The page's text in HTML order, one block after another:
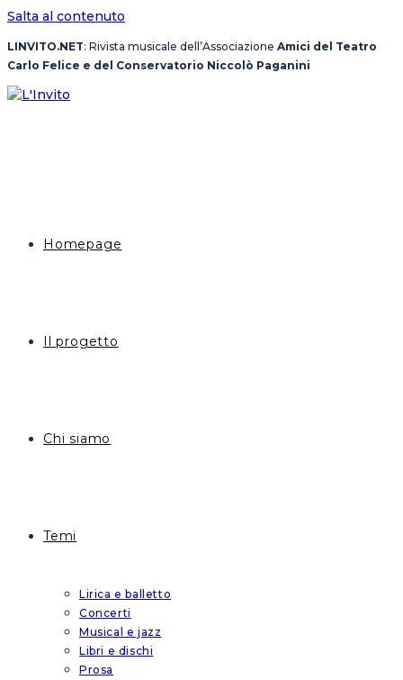
Salta al contenuto
LINVITO.NET: Rivista musicale dell’Associazione Amici del Teatro
Carlo Felice e del Conservatorio Niccolò Paganini
Homepage
Il progetto
Chi siamo
Temi
Lirica e balletto
Concerti
Musical e jazz
Libri e dischi
Prosa